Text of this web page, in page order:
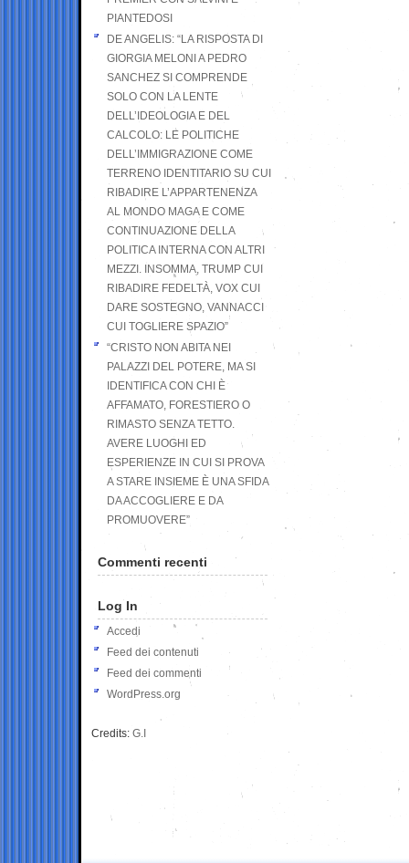
PIANTEDOSI
DE ANGELIS: “LA RISPOSTA DI
GIORGIA MELONI A PEDRO
SANCHEZ SI COMPRENDE
SOLO CON LA LENTE
DELL’IDEOLOGIA E DEL
CALCOLO: LE POLITICHE
DELL’IMMIGRAZIONE COME
TERRENO IDENTITARIO SU CUI
RIBADIRE L’APPARTENENZA
AL MONDO MAGA E COME
CONTINUAZIONE DELLA
POLITICA INTERNA CON ALTRI
MEZZI. INSOMMA, TRUMP CUI
RIBADIRE FEDELTÀ, VOX CUI
DARE SOSTEGNO, VANNACCI
CUI TOGLIERE SPAZIO”
“CRISTO NON ABITA NEI
PALAZZI DEL POTERE, MA SI
IDENTIFICA CON CHI È
AFFAMATO, FORESTIERO O
RIMASTO SENZA TETTO.
AVERE LUOGHI ED
ESPERIENZE IN CUI SI PROVA
A STARE INSIEME È UNA SFIDA
DA ACCOGLIERE E DA
PROMUOVERE”
Commenti recenti
Log In
Accedi
Feed dei contenuti
Feed dei commenti
WordPress.org
Credits: G.I